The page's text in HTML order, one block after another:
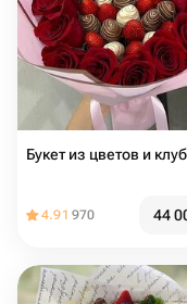
Букет из цветов и
4.91 970 44